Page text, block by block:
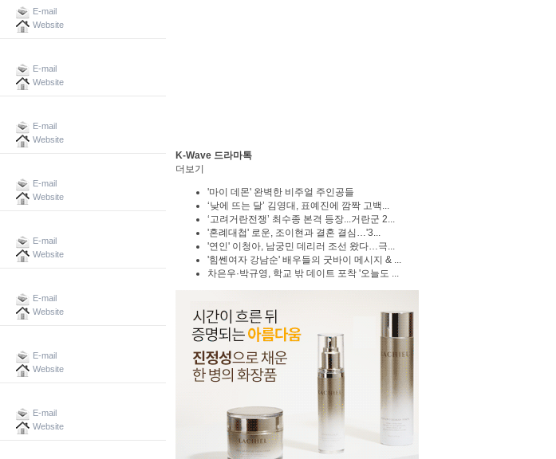
E-mail
Website
E-mail
Website
E-mail
Website
E-mail
Website
E-mail
Website
E-mail
Website
E-mail
Website
E-mail
Website
K-Wave 드라마톡
더보기
'마이 데몬' 완벽한 비주얼 주인공들
‘낮에 뜨는 달’ 김영대, 표예진에 깜짝 고백...
‘고려거란전쟁’ 최수종 본격 등장...거란군 2...
'혼례대첩' 로운, 조이현과 결혼 결심…'3...
'연인' 이청아, 남궁민 데리러 조선 왔다…극...
'힘쎈여자 강남순' 배우들의 굿바이 메시지 & ...
차은우·박규영, 학교 밖 데이트 포착 '오늘도 ...